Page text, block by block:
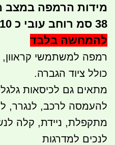
38 סמ רוחב עובי כ 10 סמ -
להמחשה בלבד
רמפה למשתמשי קראוון,
כולל ציוד הגברה.
מתאים גם לכיסאות
להעמסה לרכב, לנגרר,
מתקפלת, ניידת, קלה
לנכים למדרגות